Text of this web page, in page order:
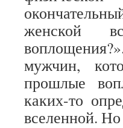
женской
мужчин,
прошлые
каких-то
вселенной.